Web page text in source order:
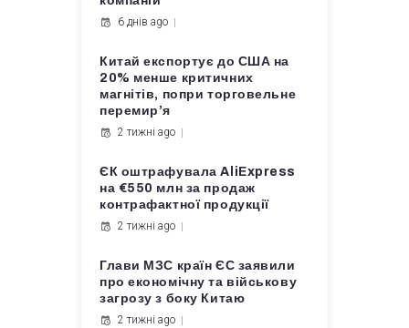
6 днів ago
Китай експортує до США на
20% менше критичних
магнітів, попри торговельне
перемир’я
2 тижні ago
ЄК оштрафувала AliExpress
на €550 млн за продаж
контрафактної продукції
2 тижні ago
Глави МЗС країн ЄС заявили
про економічну та військову
загрозу з боку Китаю
2 тижні ago